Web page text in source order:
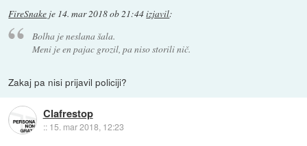
FireSnake je 14. mar 2018 ob 21:44izjavil:
Bolha je neslana šala.
Meni je en pajac grozil, pa niso storili nič.
Zakaj pa nisi prijavil policiji?
Clafrestop
:: 15. mar 2018, 12:23